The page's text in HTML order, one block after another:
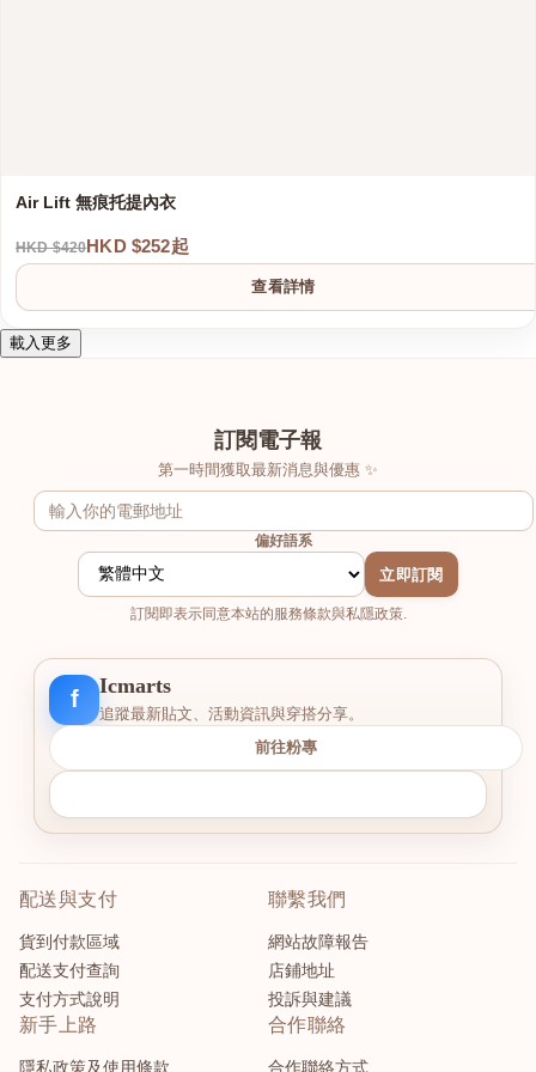
Air Lift 無痕托提內衣
HKD $420HKD $252起
查看詳情
載入更多
訂閱電子報
第一時間獲取最新消息與優惠 ✨
偏好語系
立即訂閱
訂閱即表示同意本站的服務條款與私隱政策.
f Icmarts
追蹤最新貼文、活動資訊與穿搭分享。
前往粉專
配送與支付
貨到付款區域
配送支付查詢
支付方式說明
聯繫我們
網站故障報告
店鋪地址
投訴與建議
新手上路
隱私政策及使用條款
合作聯絡
合作聯絡方式